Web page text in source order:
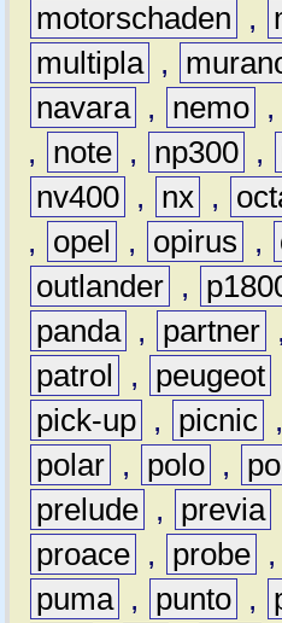
motorschaden
,
multipla ,
navara , nemo ,
,
note , np300 ,
nv400 , nx ,
,
opel , opirus ,
outlander ,
panda , partner ,
patrol
, peugeot
pick-up , picnic ,
polar , polo ,
prelude , previa
proace , probe ,
puma , punto ,